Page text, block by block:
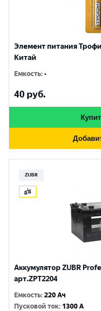
Элемент питания
Китай
Емкость:-
40 руб.
ZUBR
Аккумулятор ZUBR
арт.ZPT2204
Емкость:220 Ач
Пусковой ток: 1300 A